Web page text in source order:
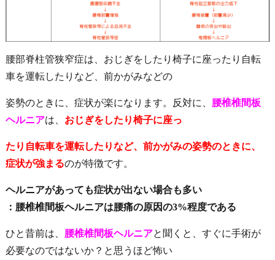
腰部脊柱管狭窄症は、おじぎをしたり椅子に座ったり自転
車を運転したりなど、前かがみなどの
姿勢のときに、症状が楽になります。反対に、 腰椎椎間板
ヘルニアは、 おじぎをしたり椅子に座っ
たり自転車を運転したりなど、前かがみの姿勢のときに、
症状が強まるのが特徴です。
ヘルニアがあっても症状が出ない場合も多い
：腰椎椎間板ヘルニアは腰痛の原因の3%程度である
ひと昔前は、 腰椎椎間板ヘルニアと聞くと、すぐに手術が
必要なのではないか？と思うほど怖い